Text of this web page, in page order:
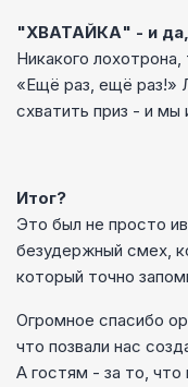
"ХВАТАЙКА" - и
Никакого
«Ещё раз, ещё раз!»
схватить приз - и мы
Итог?
Это был не просто
безудержный смех,
который точно
Огромное спасибо
что позвали нас
А гостям - за то, что